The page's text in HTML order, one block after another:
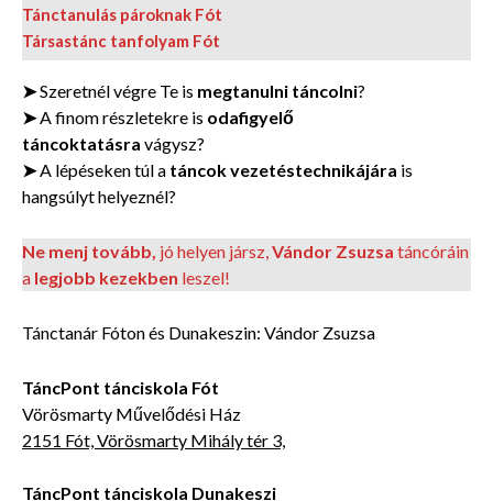
Tánctanulás pároknak Fót
Társastánc tanfolyam Fót
➤Szeretnél végre Te is megtanulni táncolni?
➤A finom részletekre is odafigyelő
táncoktatásra vágysz?
➤A lépéseken túl a táncok vezetéstechnikájára is
hangsúlyt helyeznél?
Ne menj tovább, jó helyen jársz, Vándor Zsuzsa táncóráin
a legjobb kezekben leszel!
Tánctanár Fóton és Dunakeszin: Vándor Zsuzsa
TáncPont tánciskola Fót
Vörösmarty Művelődési Ház
2151 Fót, Vörösmarty Mihály tér 3,
TáncPont tánciskola Dunakeszi